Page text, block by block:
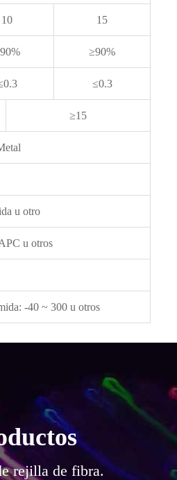
10 15
≥90%
≤0.3
≥15
u otro
u otros
-40 ~ 300 u otros
rejilla de fibra.